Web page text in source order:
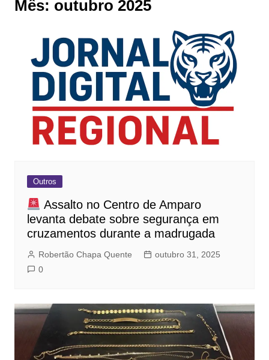
Mês: outubro 2025
Outros
Assalto no Centro de Amparo
levanta debate sobre segurança em
cruzamentos durante a madrugada
Robertão Chapa Quente
outubro 31, 2025
0